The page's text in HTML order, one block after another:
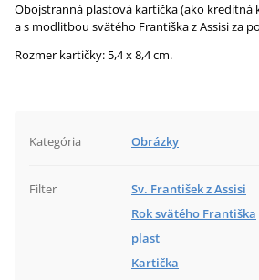
Obojstranná plastová kartička (ako kreditná
a s modlitbou svätého Františka z Assisi za
Rozmer kartičky: 5,4 x 8,4 cm.
Kategória Obrázky
Filter
Sv. František z Assisi
Rok svätého Františka
plast
Kartička